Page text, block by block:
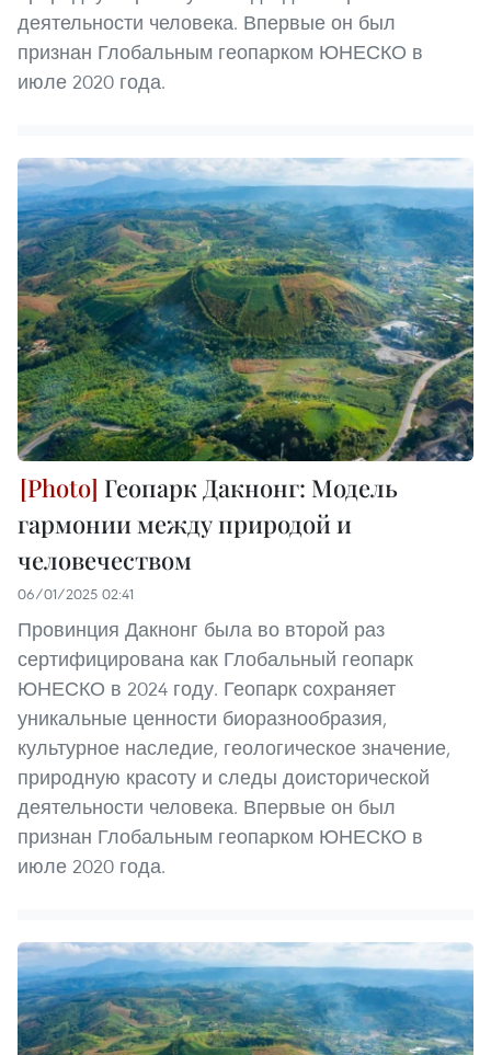
деятельности человека. Впервые он был
признан Глобальным геопарком ЮНЕСКО в
июле 2020 года.
Геопарк Дакнонг: Модель
гармонии между природой и
человечеством
06/01/2025 02:41
Провинция Дакнонг была во второй раз
сертифицирована как Глобальный геопарк
ЮНЕСКО в 2024 году. Геопарк сохраняет
уникальные ценности биоразнообразия,
культурное наследие, геологическое значение,
природную красоту и следы доисторической
деятельности человека. Впервые он был
признан Глобальным геопарком ЮНЕСКО в
июле 2020 года.